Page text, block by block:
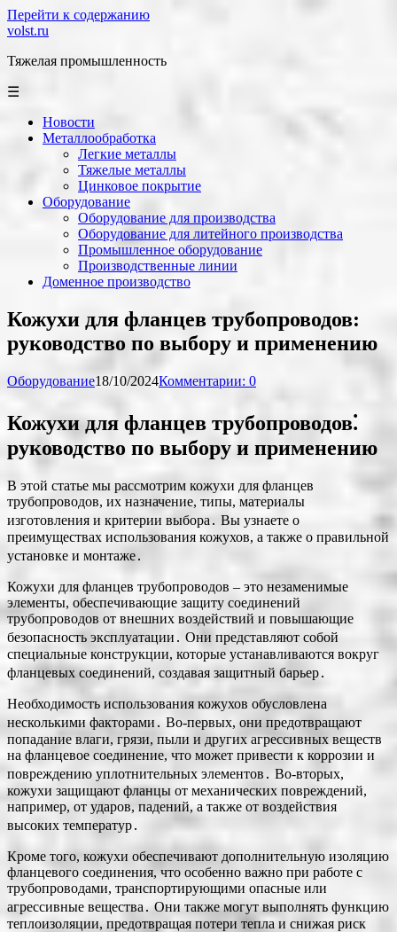
Перейти к содержанию
volst.ru
Тяжелая промышленность
☰
Новости
Металлообработка
Легкие металлы
Тяжелые металлы
Цинковое покрытие
Оборудование
Оборудование для производства
Оборудование для литейного производства
Промышленное оборудование
Производственные линии
Доменное производство
Кожухи для фланцев трубопроводов:
руководство по выбору и применению
Оборудование18/10/2024Комментарии: 0
Кожухи для фланцев трубопроводов⁚
руководство по выбору и применению
В этой статье мы рассмотрим кожухи для фланцев
трубопроводов, их назначение, типы, материалы
изготовления и критерии выбора․ Вы узнаете о
преимуществах использования кожухов, а также о правильной
установке и монтаже․
Кожухи для фланцев трубопроводов – это незаменимые
элементы, обеспечивающие защиту соединений
трубопроводов от внешних воздействий и повышающие
безопасность эксплуатации․ Они представляют собой
специальные конструкции, которые устанавливаются вокруг
фланцевых соединений, создавая защитный барьер․
Необходимость использования кожухов обусловлена
несколькими факторами․ Во-первых, они предотвращают
попадание влаги, грязи, пыли и других агрессивных веществ
на фланцевое соединение, что может привести к коррозии и
повреждению уплотнительных элементов․ Во-вторых,
кожухи защищают фланцы от механических повреждений,
например, от ударов, падений, а также от воздействия
высоких температур․
Кроме того, кожухи обеспечивают дополнительную изоляцию
фланцевого соединения, что особенно важно при работе с
трубопроводами, транспортирующими опасные или
агрессивные вещества․ Они также могут выполнять функцию
теплоизоляции, предотвращая потери тепла и снижая риск